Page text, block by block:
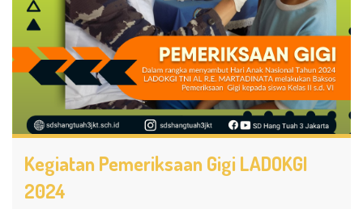
Kegiatan Pemeriksaan Gigi LADOKGI
2024